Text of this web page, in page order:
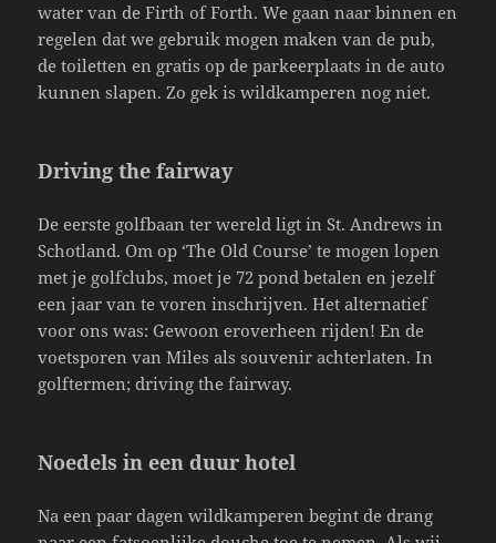
water van de Firth of Forth. We gaan naar binnen en
regelen dat we gebruik mogen maken van de pub,
de toiletten en gratis op de parkeerplaats in de auto
kunnen slapen. Zo gek is wildkamperen nog niet.
Driving the fairway
De eerste golfbaan ter wereld ligt in St. Andrews in
Schotland. Om op ‘The Old Course’ te mogen lopen
met je golfclubs, moet je 72 pond betalen en jezelf
een jaar van te voren inschrijven. Het alternatief
voor ons was: Gewoon eroverheen rijden! En de
voetsporen van Miles als souvenir achterlaten. In
golftermen; driving the fairway.
Noedels in een duur hotel
Na een paar dagen wildkamperen begint de drang